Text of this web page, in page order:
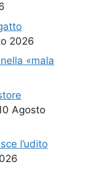
2026
«mala
Agosto
l’udito